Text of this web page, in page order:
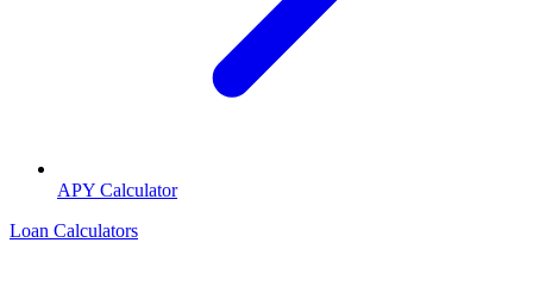
APY Calculator
Loan Calculators